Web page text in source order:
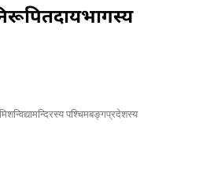
पश्चिमबङ्गप्रदेशस्य